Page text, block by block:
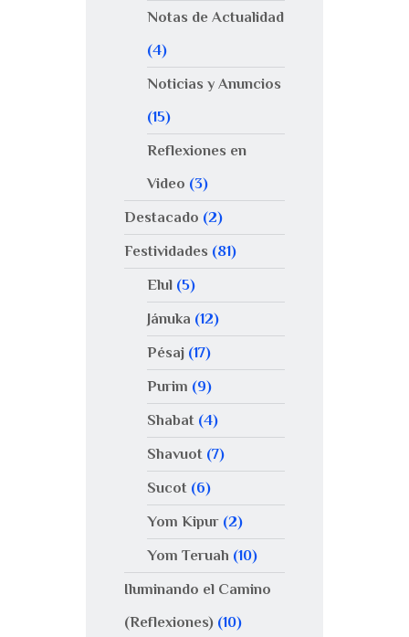
Notas de Actualidad
(4)
Noticias y Anuncios
(15)
Reflexiones en
Video (3)
Destacado (2)
Festividades (81)
Elul(5)
Jánuka (12)
Pésaj(17)
Purim (9)
Shabat(4)
Shavuot(7)
Sucot(6)
Yom Kipur(2)
Yom Teruah (10)
Iluminando el Camino
(Reflexiones) (10)